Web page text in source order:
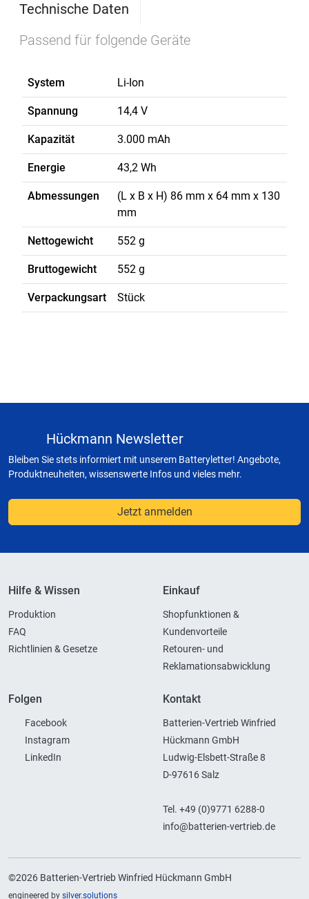
Technische Daten
Passend für folgende Geräte
System Li-Ion
Spannung 14,4 V
Kapazität 3.000 mAh
Energie 43,2 Wh
Abmessungen
(L x B x H) 86 mm x 64 mm x 130
mm
Nettogewicht 552 g
Bruttogewicht 552 g
Verpackungsart Stück
Hückmann Newsletter
Bleiben Sie stets informiert mit unserem Batteryletter! Angebote,
Produktneuheiten, wissenswerte Infos und vieles mehr.
Jetzt anmelden
Hilfe & Wissen
Produktion
FAQ
Richtlinien & Gesetze
Einkauf
Shopfunktionen &
Kundenvorteile
Retouren- und
Reklamationsabwicklung
Folgen
Facebook
Instagram
LinkedIn
Kontakt
Batterien-Vertrieb Winfried
Hückmann GmbH
Ludwig-Elsbett-Straße 8
D-97616 Salz
Tel. +49 (0)9771 6288-0
info@batterien-vertrieb.de
©2026 Batterien-Vertrieb Winfried Hückmann GmbH
engineered by silver.solutions